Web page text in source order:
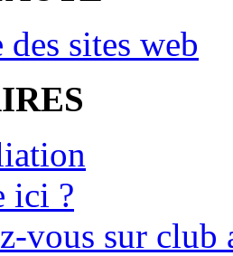
sites web
ici ?
vous sur